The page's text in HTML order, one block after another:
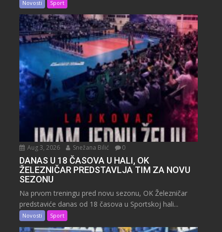
Novosti Sport
Aug 3, 2026 Snežana Bilić 0
DANAS U 18 ČASOVA U HALI, OK
ŽELEZNIČAR PREDSTAVLJA TIM ZA NOVU
SEZONU
Na prvom treningu pred novu sezonu, OK Železničar
predstaviće danas od 18 časova u Sportskoj hali...
Novosti Sport